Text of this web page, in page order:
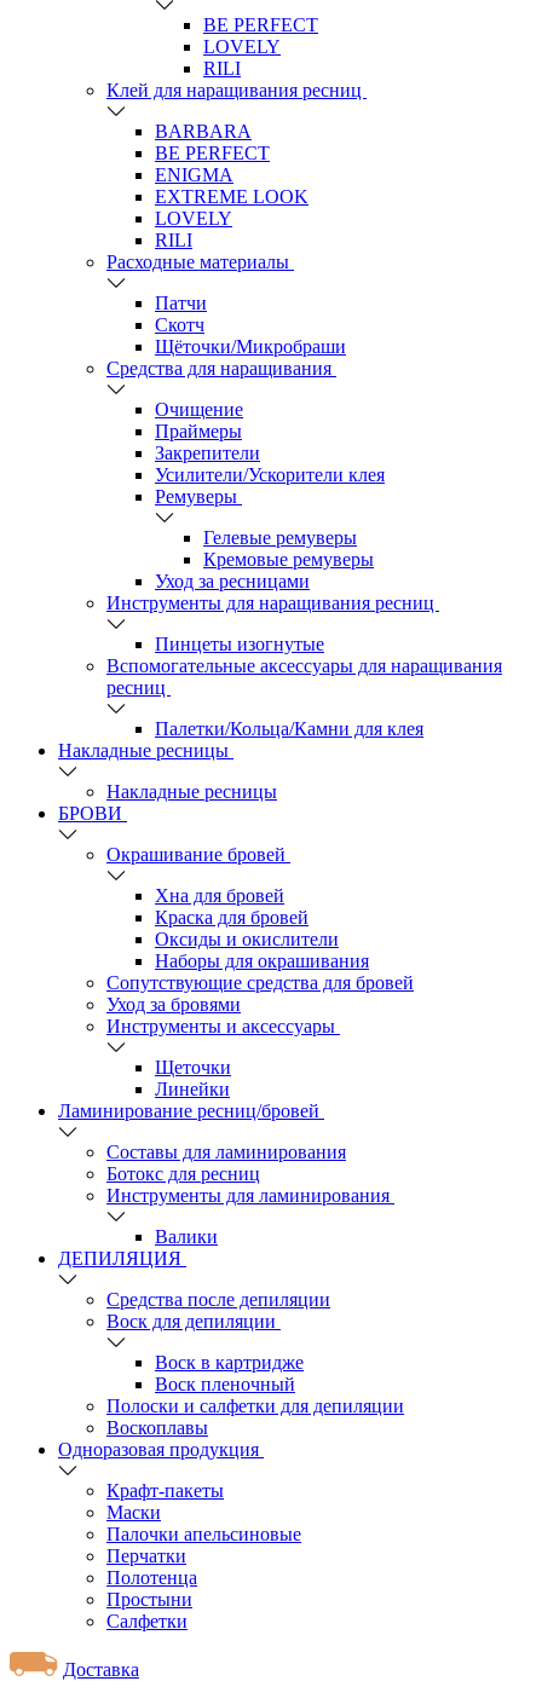
BE PERFECT
LOVELY
RILI
Клей для наращивания ресниц
BARBARA
BE PERFECT
ENIGMA
EXTREME LOOK
LOVELY
RILI
Расходные материалы
Патчи
Скотч
Щёточки/Микробраши
Средства для наращивания
Очищение
Праймеры
Закрепители
Усилители/Ускорители клея
Ремуверы
Гелевые ремуверы
Кремовые ремуверы
Уход за ресницами
Инструменты для наращивания ресниц
Пинцеты изогнутые
Вспомогательные аксессуары для наращивания
ресниц
Палетки/Кольца/Камни для клея
Накладные ресницы
Накладные ресницы
БРОВИ
Окрашивание бровей
Хна для бровей
Краска для бровей
Оксиды и окислители
Наборы для окрашивания
Сопутствующие средства для бровей
Уход за бровями
Инструменты и аксессуары
Щеточки
Линейки
Ламинирование ресниц/бровей
Составы для ламинирования
Ботокс для ресниц
Инструменты для ламинирования
Валики
ДЕПИЛЯЦИЯ
Средства после депиляции
Воск для депиляции
Воск в картридже
Воск пленочный
Полоски и салфетки для депиляции
Воскоплавы
Одноразовая продукция
Крафт-пакеты
Маски
Палочки апельсиновые
Перчатки
Полотенца
Простыни
Салфетки
Доставка